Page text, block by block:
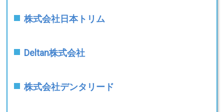
株式会社日本トリム
Deltan株式会社
株式会社デンタリード